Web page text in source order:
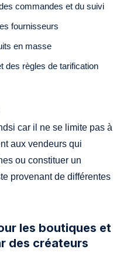
commandes et du suivi
fournisseurs
en masse
des règles de tarification
car il ne se limite pas à
aux vendeurs qui
ou constituer un
provenant de différentes
les boutiques et
des créateurs